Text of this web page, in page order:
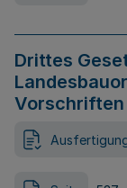
Drittes
Vorschriften